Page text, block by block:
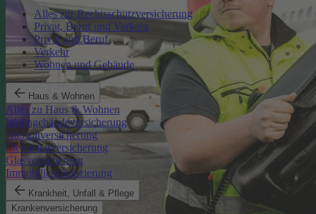
Alles zur Rechtsschutzversicherung
Privat, Beruf und Verkehr
Privat und Beruf
Verkehr
Wohnen und Gebäude
Haus & Wohnen
Alles zu Haus & Wohnen
Wohngebäudeversicherung
Hausratversicherung
Elementarversicherung
Glasversicherung
Immobilienfinanzierung
Krankheit, Unfall & Pflege
Krankenversicherung